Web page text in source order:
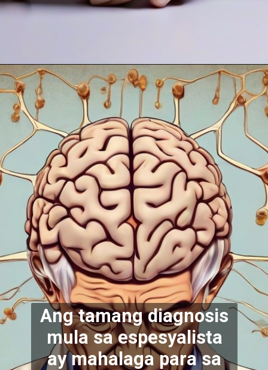
Ang tamang diagnosis
mula sa espesyalista
ay mahalaga para sa